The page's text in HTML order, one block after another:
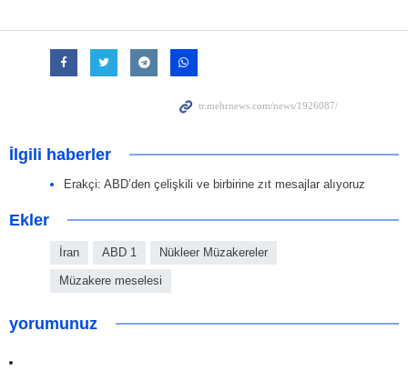
İlgili haberler
Erakçi: ABD’den çelişkili ve birbirine zıt mesajlar alıyoruz
Ekler
İran ABD 1 Nükleer Müzakereler
Müzakere meselesi
yorumunuz